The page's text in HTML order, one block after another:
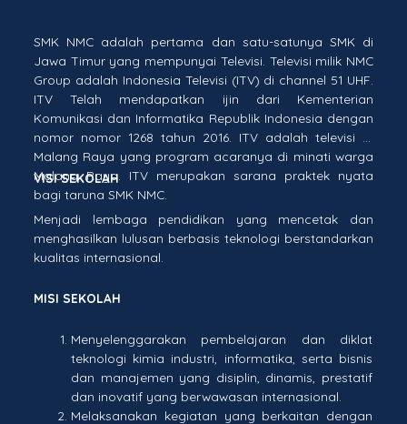
SMK NMC adalah pertama dan satu-satunya SMK di
Jawa Timur yang mempunyai Televisi. Televisi milik NMC
Group adalah Indonesia Televisi (ITV) di channel 51 UHF.
ITV Telah mendapatkan ijin dari Kementerian
Komunikasi dan Informatika Republik Indonesia dengan
nomor nomor 1268 tahun 2016. ITV adalah televisi di
Malang Raya yang program acaranya di minati warga
Malang Raya. ITV merupakan sarana praktek nyata
bagi taruna SMK NMC.
VISI SEKOLAH
Menjadi lembaga pendidikan yang mencetak dan
menghasilkan lulusan berbasis teknologi berstandarkan
kualitas internasional.
MISI SEKOLAH
Menyelenggarakan pembelajaran dan diklat
teknologi kimia industri, informatika, serta bisnis
dan manajemen yang disiplin, dinamis, prestatif
dan inovatif yang berwawasan internasional.
Melaksanakan kegiatan yang berkaitan dengan